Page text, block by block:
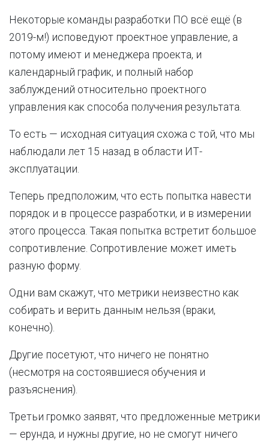
Некоторые команды разработки ПО всё ещё (в
2019-м!) исповедуют проектное управление, а
потому имеют и менеджера проекта, и
календарный график, и полный набор
заблуждений относительно проектного
управления как способа получения результата.
То есть — исходная ситуация схожа с той, что мы
наблюдали лет 15 назад в области ИТ-
эксплуатации.
Теперь предположим, что есть попытка навести
порядок и в процессе разработки, и в измерении
этого процесса. Такая попытка встретит большое
сопротивление. Сопротивление может иметь
разную форму.
Одни вам скажут, что метрики неизвестно как
собирать и верить данным нельзя (враки,
конечно).
Другие посетуют, что ничего не понятно
(несмотря на состоявшиеся обучения и
разъяснения).
Третьи громко заявят, что предложенные метрики
— ерунда, и нужны другие, но не смогут ничего